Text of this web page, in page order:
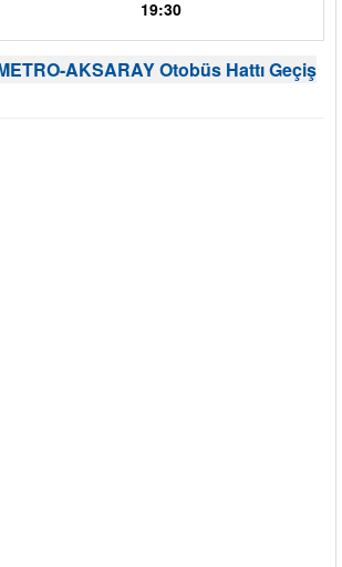
19:30
AKSARAY Otobüs Hattı Geçiş